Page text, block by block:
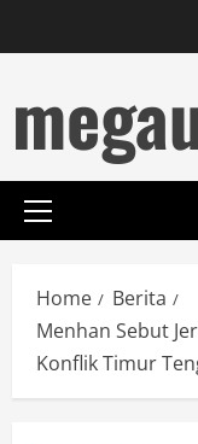
to
Primary
Home
Berita
Menhan Sebut
Konflik Timur